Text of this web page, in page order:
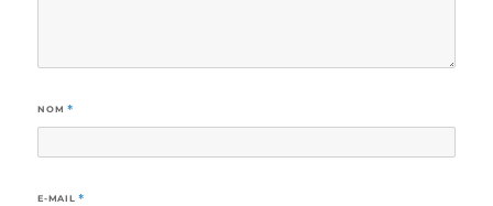
NOM *
E-MAIL *